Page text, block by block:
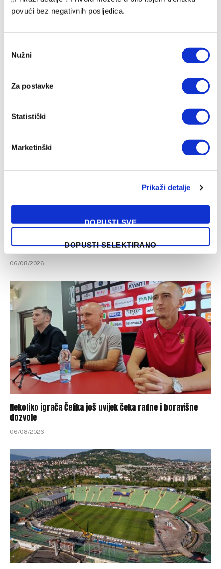
povući bez negativnih posljedica.
Selection
Nužni
Za postavke
Statistički
Marketinški
Prikaži detalje
DOPUSTI SVE
DOPUSTI SELEKTIRANO
sutrašnji meč
federalnom prvoligašu
06/08/2026
Nekoliko igrača Čelika još uvijek čeka radne i boravišne
dozvole
06/08/2026